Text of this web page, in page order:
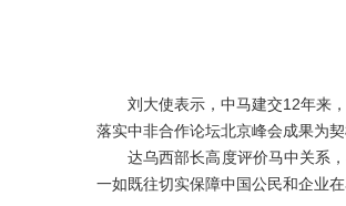
刘大使表示，中马建交12年来，
落实中非合作论坛北京峰会成果为
达乌西部长高度评价马中关系，
一如既往切实保障中国公民和企业